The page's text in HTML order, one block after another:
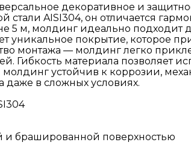
декоративное и
AISI304, он отличается
5 м, молдинг идеально подходит
уникальное покрытие,
монтажа — молдинг легко
материала позволяет
устойчив к коррозии,
даже в сложных условиях.
и брашированной поверхностью